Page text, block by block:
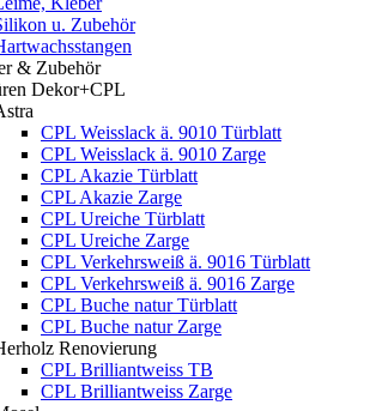
u. Zubehör
& Zubehör
Dekor+CPL
CPL Weisslack ä. 9010 Türblatt
CPL Weisslack ä. 9010 Zarge
CPL Akazie Türblatt
CPL Akazie Zarge
CPL Ureiche Türblatt
CPL Ureiche Zarge
CPL Verkehrsweiß ä. 9016 Türblatt
CPL Verkehrsweiß ä. 9016 Zarge
CPL Buche natur Türblatt
CPL Buche natur Zarge
Renovierung
CPL Brilliantweiss TB
CPL Brilliantweiss Zarge